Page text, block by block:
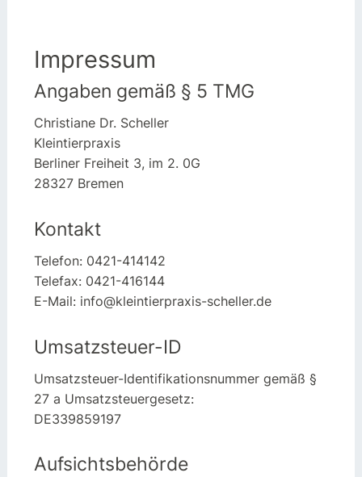
Impressum
Angaben gemäß § 5 TMG
Christiane Dr. Scheller
Kleintierpraxis
Berliner Freiheit 3, im 2. 0G
28327 Bremen
Kontakt
Telefon: 0421-414142
Telefax: 0421-416144
E-Mail: info@kleintierpraxis-scheller.de
Umsatzsteuer-ID
Umsatzsteuer-Identifikationsnummer gemäß §
27 a Umsatzsteuergesetz:
DE339859197
Aufsichtsbehörde